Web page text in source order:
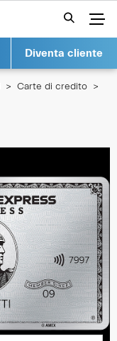
Diventa cliente
Carte di credito